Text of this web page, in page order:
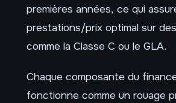
premières années, ce qui
prestations/prix optimal sur
comme la Classe C ou le GLA.
Chaque composante du
fonctionne comme un rouage